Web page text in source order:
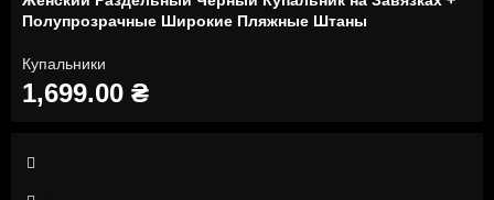
Полупрозрачные Широкие Пляжные Штаны
Купальники
1,699.00 ₴
XS